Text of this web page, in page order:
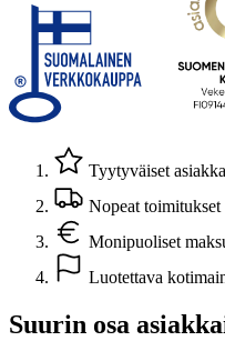
Tyytyväiset
Nopeat toimitukset
Monipuoliset
Luotettava
Suurin osa